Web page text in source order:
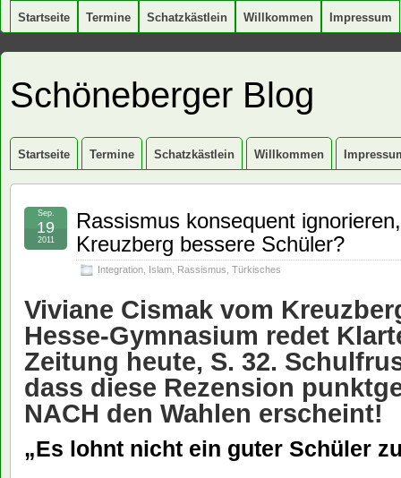
Startseite Termine Schatzkästlein Willkommen Impressum
Schöneberger Blog
Startseite Termine Schatzkästlein Willkommen
Rassismus konsequent
Kreuzberg bessere Schüler?
Integration Islam Rassismus Türkisches
Sep.
19
2011
Viviane Cismak vom
Hesse-Gymnasium redet
Zeitung heute, S. 32.
dass diese Rezension
NACH den Wahlen erscheint!
„Es lohnt nicht ein guter Schüler